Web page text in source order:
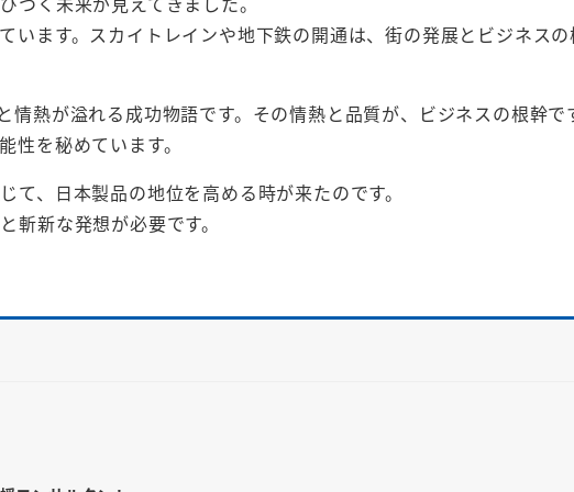
います。スカイトレインや地下鉄の開通は、街の発展とビジネス
熱が溢れる成功物語です。その情熱と品質が、ビジネスの根幹で
性を秘めています。
、日本製品の地位を高める時が来たのです。
斬新な発想が必要です。